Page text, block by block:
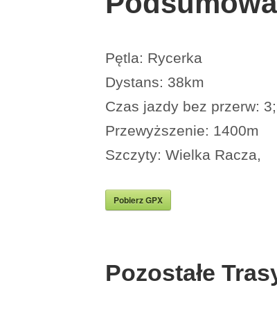
Pętla: Rycerka
Dystans: 38km
Czas jazdy bez przerw:
Przewyższenie: 1400m
Szczyty: Wielka Racza,
Pobierz GPX
Pozostałe